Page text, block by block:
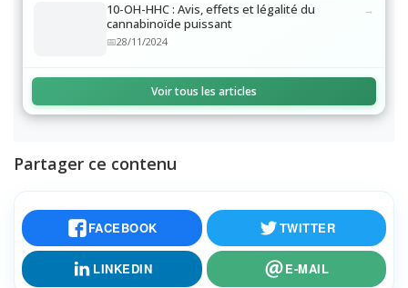
10-OH-HHC : Avis, effets et légalité du
cannabinoïde puissant
28/11/2024
Voir tous les articles
Partager ce contenu
FACEBOOK TWITTER
LINKEDIN E-MAIL